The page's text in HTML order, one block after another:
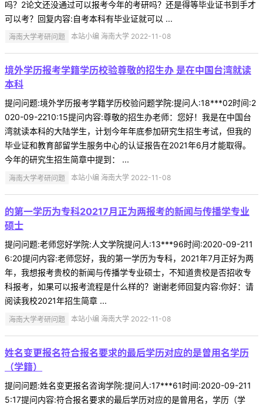
吗？2论文还没通过可以报考今年的考研吗？还是得等毕业证书到手才
可以考？回复内容:自考本科有毕业证就可以 ...
海南大学考研问题 本站小编 海南大学 2022-11-08
境外学历报考学籍学历校验尊敬的招生办 是在中国台湾就读
本科
提问问题:境外学历报考学籍学历校验问题学院:提问人:18***02时间:2
020-09-2210:15提问内容:尊敬的招生办老师：您好！我是在中国台
湾就读本科的大陆学生，计划今年年底参加研究生招生考试，但我的
毕业证和教育部留学生服务中心的认证报告在2021年6月才能取得。
今年的研究生招生简章中提到： ...
海南大学考研问题 本站小编 海南大学 2022-11-08
的第一学历为专科20217月正为两报考的新闻与传播学专业
硕士
提问问题:老师您好学院:人文学院提问人:13***96时间:2020-09-211
6:20提问内容:老师您好，我的第一学历为专科，2021年7月正好为两
年，我想报考贵校的新闻与传播学专业硕士，不知道贵校是否招收专
科报考，如果可以报考流程是什么样的？谢谢老师回复内容:你好：请
阅读我校2021年招生简章 ...
海南大学考研问题 本站小编 海南大学 2022-11-08
姓名变更报名符合报名要求的最后学历对应的是曾用名学历
（学籍）
提问问题:姓名变更报名咨询学院:提问人:17***61时间:2020-09-211
5:17提问内容:符合报名要求的最后学历对应的是曾用名，学历（学